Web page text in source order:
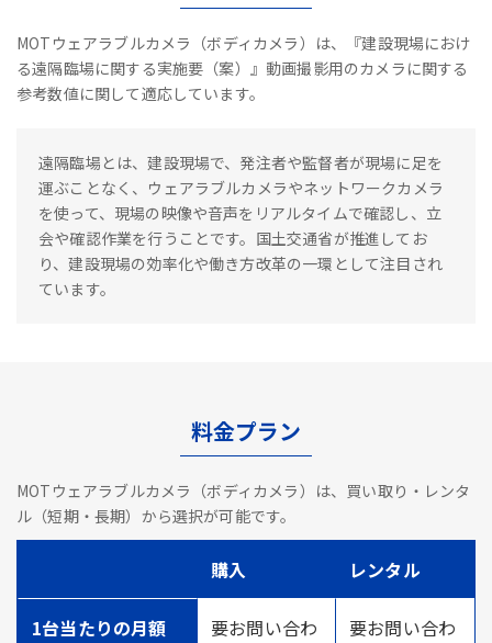
MOTウェアラブルカメラ（ボディカメラ）は、『建設現場におけ
る遠隔臨場に関する実施要（案）』動画撮影用のカメラに関する
参考数値に関して適応しています。
遠隔臨場とは、建設現場で、発注者や監督者が現場に足を
運ぶことなく、ウェアラブルカメラやネットワークカメラ
を使って、現場の映像や音声をリアルタイムで確認し、立
会や確認作業を行うことです。国土交通省が推進してお
り、建設現場の効率化や働き方改革の一環として注目され
ています。
料金プラン
MOTウェアラブルカメラ（ボディカメラ）は、買い取り・レンタ
ル（短期・長期）から選択が可能です。
購入 レンタル
1台当たりの月額
要お問い合わ
要お問い合わ